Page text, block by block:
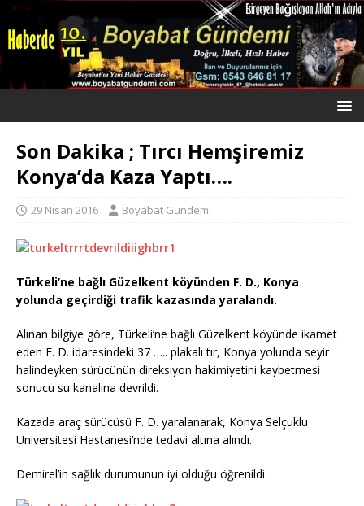
Son Dakika ; Tırcı Hemşiremiz
Konya’da Kaza Yaptı….
29 Nisan 2016 Boyabat Gündemi
Türkeli’ne bağlı Güzelkent köyünden F. D., Konya
yolunda geçirdiği trafik kazasında yaralandı.
Alınan bilgiye göre, Türkeli’ne bağlı Güzelkent köyünde ikamet
eden F. D. idaresindeki 37 ….. plakalı tır, Konya yolunda seyir
halindeyken sürücünün direksiyon hakimiyetini kaybetmesi
sonucu su kanalına devrildi.
Kazada araç sürücüsü F. D. yaralanarak, Konya Selçuklu
Üniversitesi Hastanesi’nde tedavi altına alındı.
Demirel’in sağlık durumunun iyi olduğu öğrenildi.